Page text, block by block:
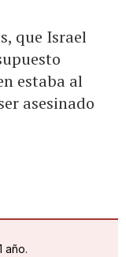
que Israel
estaba al
asesinado
año.